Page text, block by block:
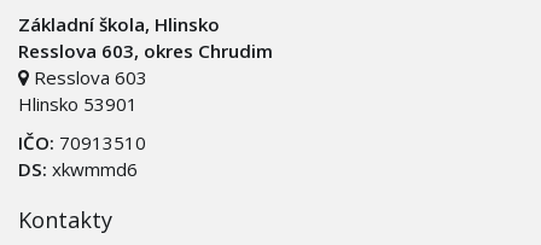
Základní škola, Hlinsko
Resslova 603, okres Chrudim
Resslova 603
Hlinsko 53901
IČO: 70913510
DS: xkwmmd6
Kontakty